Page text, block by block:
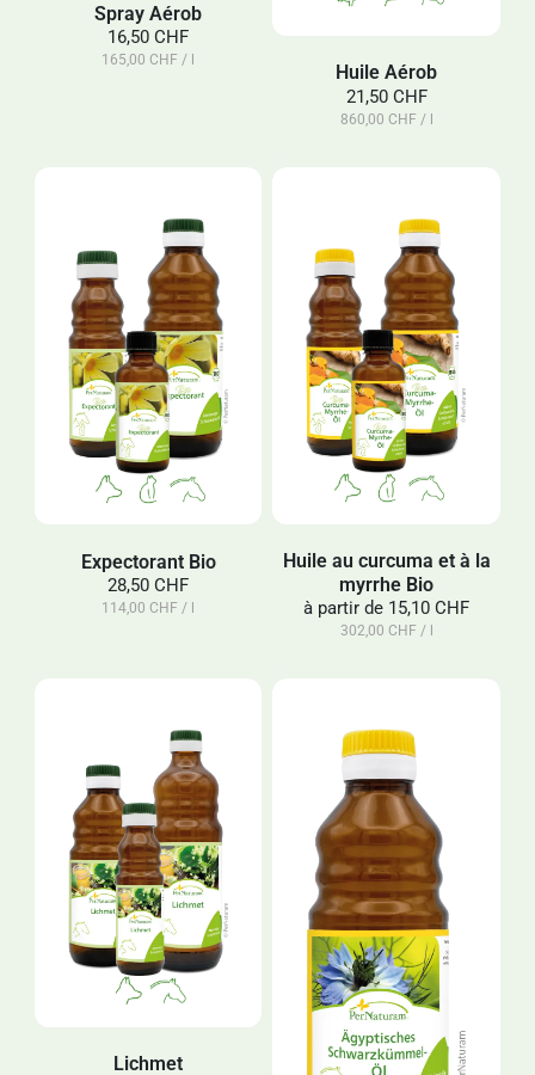
Spray Aérob
16,50 CHF
165,00 CHF / l
Huile Aérob
21,50 CHF
860,00 CHF / l
Expectorant Bio
28,50 CHF
114,00 CHF / l
Huile au curcuma et à la
myrrhe Bio
à partir de 15,10 CHF
302,00 CHF / l
Lichmet